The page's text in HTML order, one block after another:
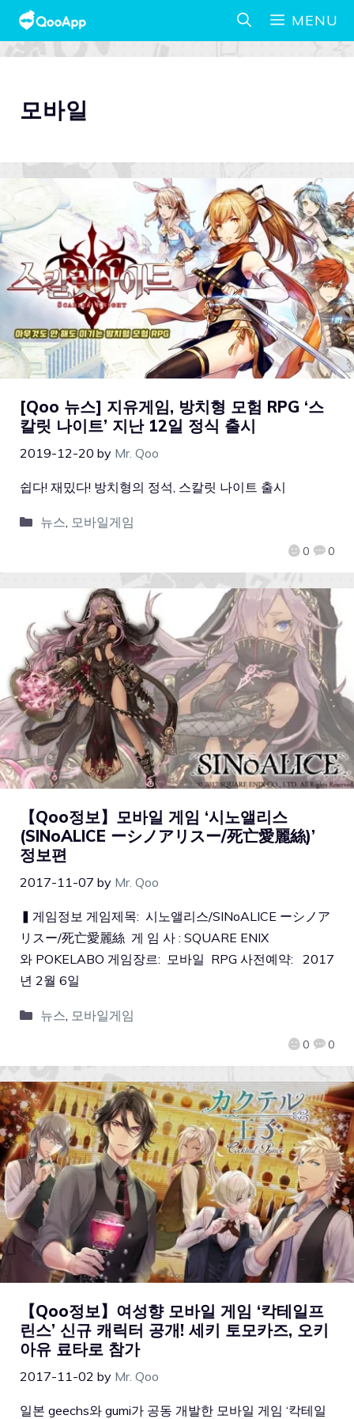
MENU
모바일
[Qoo 뉴스] 지유게임, 방치형 모험 RPG ‘스
칼릿 나이트’ 지난 12일 정식 출시
2019-12-20 by Mr. Qoo
0 0
쉽다! 재밌다! 방치형의 정석, 스칼릿 나이트 출시
뉴스, 모바일게임
【Qoo정보】모바일 게임 ‘시노앨리스
(SINoALICE ーシノアリスー/死亡愛麗絲)’
정보편
2017-11-07 by Mr. Qoo
0 0
▍게임정보 게임제목: 시노앨리스/SINoALICE ーシノア
リスー/死亡愛麗絲 게 임 사 : SQUARE ENIX
와 POKELABO 게임장르: 모바일 RPG 사전예약: 2017
년 2월 6일
뉴스, 모바일게임
【Qoo정보】여성향 모바일 게임 ‘칵테일프
린스’ 신규 캐릭터 공개! 세키 토모카즈, 오키
아유 료타로 참가
2017-11-02 by Mr. Qoo
일본 geechs와 gumi가 공동 개발한 모바일 게임 ‘칵테일